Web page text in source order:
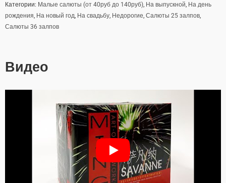
Категории: Малые салюты (от 40руб до 140руб), На выпускной, На день
рождения, На новый год, На свадьбу, Недорогие, Салюты 25 залпов,
Салюты 36 залпов
Видео